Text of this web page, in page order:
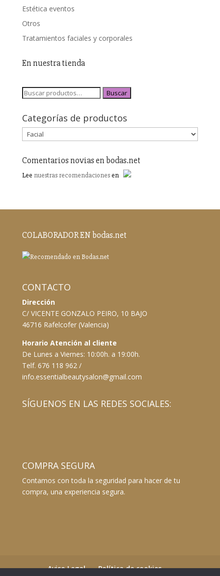
Estética eventos
Otros
Tratamientos faciales y corporales
En nuestra tienda
Buscar
Categorías de productos
Comentarios novias en bodas.net
Lee nuestras recomendacionesen
COLABORADOR EN bodas.net
CONTACTO
Dirección
C/ VICENTE GONZALO PEIRO, 10 BAJO
46716 Rafelcofer (Valencia)
Horario Atención al cliente
De Lunes a Viernes: 10:00h. a 19:00h.
Telf. 676 118 962 /
info.essentialbeautysalon@gmail.com
SÍGUENOS EN LAS REDES SOCIALES:
COMPRA SEGURA
Contamos con toda la seguridad para hacer de tu
compra, una experiencia segura.
Aviso Legal
Política de cookies